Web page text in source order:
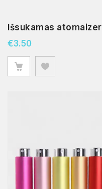
Išsukamas
€3.50